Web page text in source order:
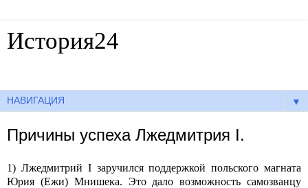
История24
▼
Причины успеха Лжедмитрия I.
1) Лжедмитрий I заручился поддержкой польского магната
Юрия (Ежи) Мнишека. Это дало возможность самозванцу